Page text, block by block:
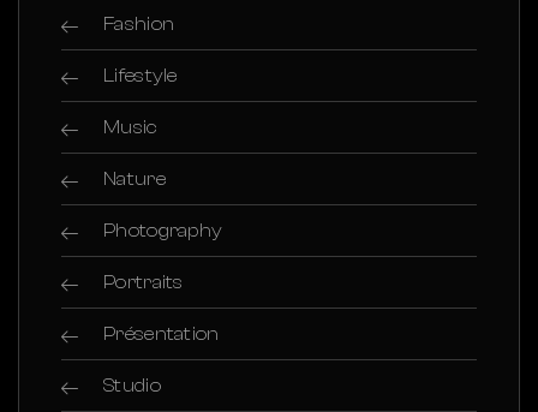
Fashion
Lifestyle
Music
Nature
Photography
Portraits
Présentation
Studio